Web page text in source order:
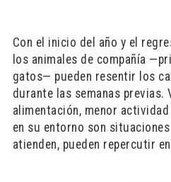
Con el inicio del año y el
los animales de compañía
gatos— pueden resentir los
durante las semanas previas.
alimentación, menor
en su entorno son
atienden, pueden repercutir